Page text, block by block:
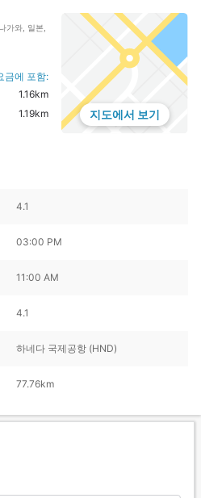
가와, 일본,
금에 포함:
1.16km
1.19km
지도에서 보기
4.1
03:00 PM
11:00 AM
4.1
하네다 국제공항 (HND)
77.76km